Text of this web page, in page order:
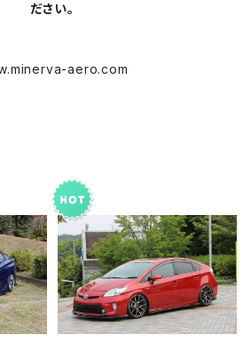
ださい。
aero.com